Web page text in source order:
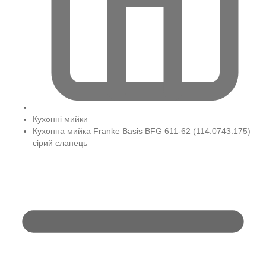
Кухонні мийки
Кухонна мийка Franke Basis BFG 611-62 (114.0743.175)
сірий сланець